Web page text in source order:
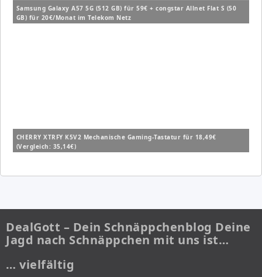
Samsung Galaxy A57 5G (512 GB) für 59€ + congstar Allnet Flat S (50
GB) für 20€/Monat im Telekom Netz
CHERRY XTRFY K5V2 Mechanische Gaming-Tastatur für 18,49€
(Vergleich: 35,14€)
DealGott – Dein Schnäppchenblog Deine
Jagd nach Schnäppchen mit uns ist…
… vielfältig